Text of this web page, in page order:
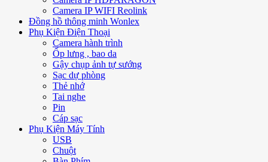
Camera IP WIFI Reolink
Đồng hồ thông minh Wonlex
Phụ Kiện Điện Thoại
Camera hành trình
Ốp lưng , bao da
Gậy chụp ảnh tự sướng
Sạc dự phòng
Thẻ nhớ
Tai nghe
Pin
Cáp sạc
Phụ Kiện Máy Tính
USB
Chuột